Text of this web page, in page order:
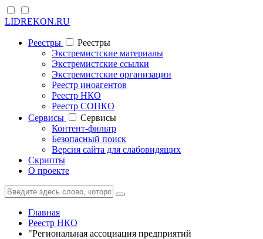
LIDREKON.RU
Реестры
Реестры
Экстремистские материалы
Экстремистские ссылки
Экстремистские организации
Реестр иноагентов
Реестр НКО
Реестр СОНКО
Cервисы
Cервисы
Контент-фильтр
Безопасный поиск
Версия сайта для слабовидящих
Скрипты
О проекте
Главная
Реестр НКО
"Региональная ассоциация предприятий